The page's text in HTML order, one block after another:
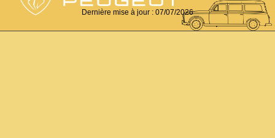
Dernière mise à jour : 07/07/2026